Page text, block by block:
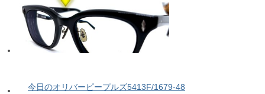
今日のオリバーピープルズ5413F/1679-48